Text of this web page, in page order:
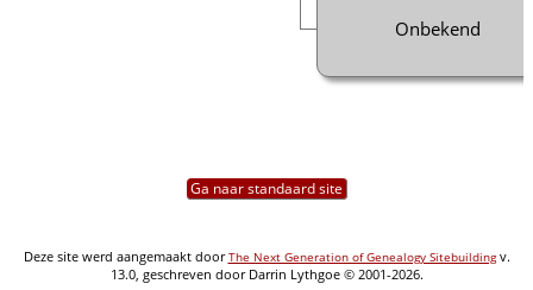
Onbekend
Ga naar standaard site
Deze site werd aangemaakt doorThe Next Generation of Genealogy Sitebuildingv.
13.0, geschreven door Darrin Lythgoe © 2001-2026.